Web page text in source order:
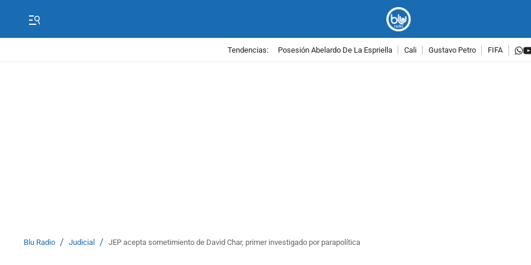
Tendencias: Posesión Abelardo De La Espriella Cali Gustavo Petro FIFA
Blu Radio / Judicial / JEP acepta sometimiento de David Char, primer investigado por parapolítica